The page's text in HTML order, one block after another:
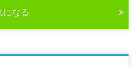
になる